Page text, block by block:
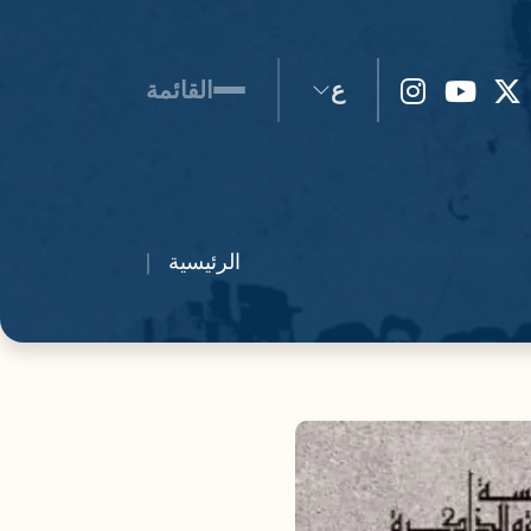
ع القائمة
الرئيسية